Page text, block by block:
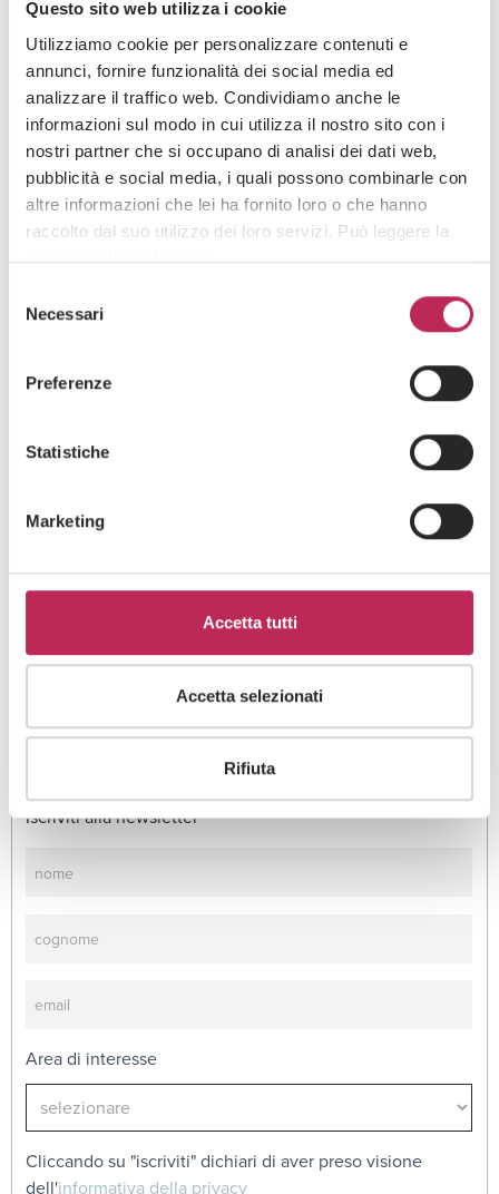
Questo sito web utilizza i cookie
Utilizziamo cookie per personalizzare contenuti e
annunci, fornire funzionalità dei social media ed
analizzare il traffico web. Condividiamo anche le
informazioni sul modo in cui utilizza il nostro sito con i
nostri partner che si occupano di analisi dei dati web,
pubblicità e social media, i quali possono combinarle con
altre informazioni che lei ha fornito loro o che hanno
raccolto dal suo utilizzo dei loro servizi. Può leggere la
nostra cookie policyqui.
Attenzione: chiudendo questo banner, cliccando in
un’area sottostante o accedendo ad un’altra pagina del
delNecessari
Preferenze
Statistiche
Marketing
Accetta tutti
Accetta selezionati
Rifiuta
Iscriviti alla newsletter
Area di interesse
Cliccando su "iscriviti" dichiari di aver preso visione
dell'informativa della privacy
InsightsPrivacy e diritto dell'innovazione
03 · 08 · 2026
Tracking pixel nelle e-mail: le Linee Guida del
Garante definiscono gli obblighi di trasparenza
e consenso
PressPrivacy e diritto dell'innovazione
L’Agentic AI entra nel vivo, tra casi d’uso e
(giuste) cautele
Guarda tutti +